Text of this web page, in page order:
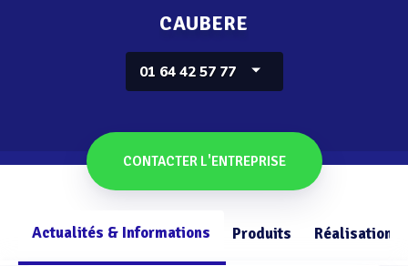
CAUBERE
01 64 42 57 77
CONTACTER L'ENTREPRISE
Actualités & Informations Produits Réalisations